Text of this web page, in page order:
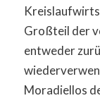
Großteil der
entweder
Moradiellos